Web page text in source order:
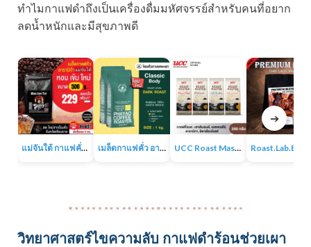
ทำไมกาแฟดำถึงเป็นเครื่องดื่มมหัศจรรย์สำหรับคนที่อยาก
ลดน้ำหนักและมีสุขภาพดี
แม่จันใต้ กาแฟคั่ว หอม เข้ม เมล็ดกาแฟคั่ว อาราบิก้า 100% 1KG UCC Roast Master กาแฟคั่วบด 250 ก.
➔
วิทยาศาสตร์ไขความลับ กาแฟดำร้อนช่วยเผา